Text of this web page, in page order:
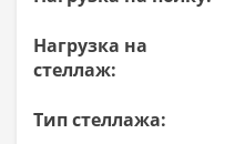
Нагрузка на
стеллаж:
Тип стеллажа: